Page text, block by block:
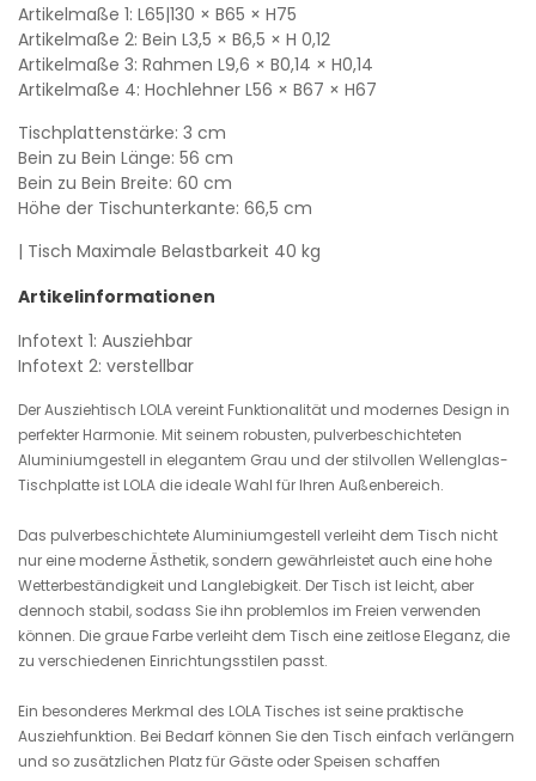
Artikelmaße 1: L65|130 × B65 × H75
Artikelmaße 2: Bein L3,5 × B6,5 × H 0,12
Artikelmaße 3: Rahmen L9,6 × B0,14 × H0,14
Artikelmaße 4: Hochlehner L56 × B67 × H67
Tischplattenstärke: 3 cm
Bein zu Bein Länge: 56 cm
Bein zu Bein Breite: 60 cm
Höhe der Tischunterkante: 66,5 cm
| Tisch Maximale Belastbarkeit 40 kg
Artikelinformationen
Infotext 1: Ausziehbar
Infotext 2: verstellbar
Der Ausziehtisch LOLA vereint Funktionalität und modernes Design in
perfekter Harmonie. Mit seinem robusten, pulverbeschichteten
Aluminiumgestell in elegantem Grau und der stilvollen Wellenglas-
Tischplatte ist LOLA die ideale Wahl für Ihren Außenbereich.
Das pulverbeschichtete Aluminiumgestell verleiht dem Tisch nicht
nur eine moderne Ästhetik, sondern gewährleistet auch eine hohe
Wetterbeständigkeit und Langlebigkeit. Der Tisch ist leicht, aber
dennoch stabil, sodass Sie ihn problemlos im Freien verwenden
können. Die graue Farbe verleiht dem Tisch eine zeitlose Eleganz, die
zu verschiedenen Einrichtungsstilen passt.
Ein besonderes Merkmal des LOLA Tisches ist seine praktische
Ausziehfunktion. Bei Bedarf können Sie den Tisch einfach verlängern
und so zusätzlichen Platz für Gäste oder Speisen schaffen